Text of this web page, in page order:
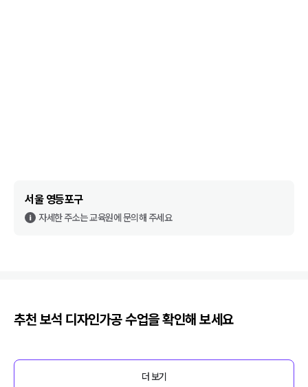
서울 영등포구
자세한 주소는 교육원에 문의해 주세요
추천 보석 디자인가공수업을 확인해 보세요
더 보기